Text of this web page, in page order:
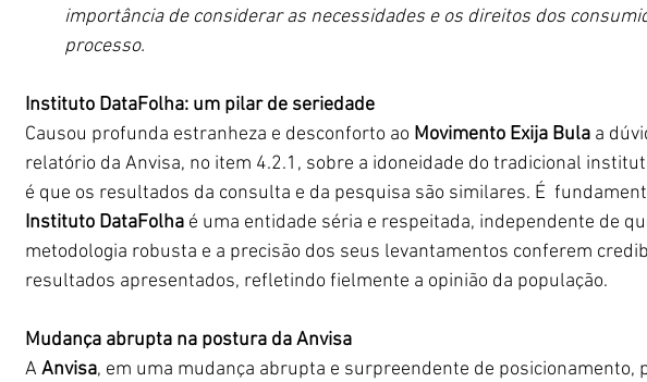
importância de considerar as necessidades e os direitos dos
processo.
Instituto DataFolha: um pilar de seriedade
Causou profunda estranheza e desconforto ao Movimento Exija Bula a
relatório da Anvisa, no item 4.2.1, sobre a idoneidade do tradicional
é que os resultados da consulta e da pesquisa são similares. É
Instituto DataFolha é uma entidade séria e respeitada, independente de
metodologia robusta e a precisão dos seus levantamentos conferem
resultados apresentados, refletindo fielmente a opinião da população.
Mudança abrupta na postura da Anvisa
A Anvisa, em uma mudança abrupta e surpreendente de posicionamento,